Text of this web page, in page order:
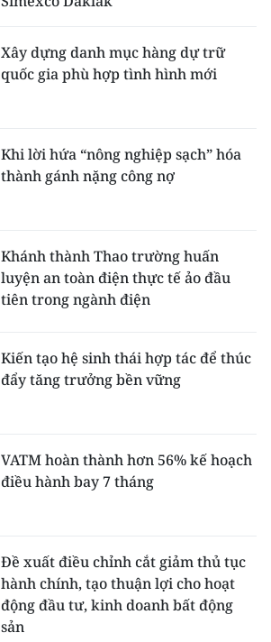
Xây dựng danh mục hàng dự trữ
quốc gia phù hợp tình hình mới
Khi lời hứa “nông nghiệp sạch” hóa
thành gánh nặng công nợ
Khánh thành Thao trường huấn
luyện an toàn điện thực tế ảo đầu
tiên trong ngành điện
Kiến tạo hệ sinh thái hợp tác để thúc
đẩy tăng trưởng bền vững
VATM hoàn thành hơn 56% kế hoạch
điều hành bay 7 tháng
Đề xuất điều chỉnh cắt giảm thủ tục
hành chính, tạo thuận lợi cho hoạt
động đầu tư, kinh doanh bất động
sản